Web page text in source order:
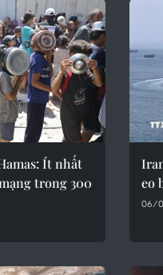
Ít nhất
trong 300
eo
06/